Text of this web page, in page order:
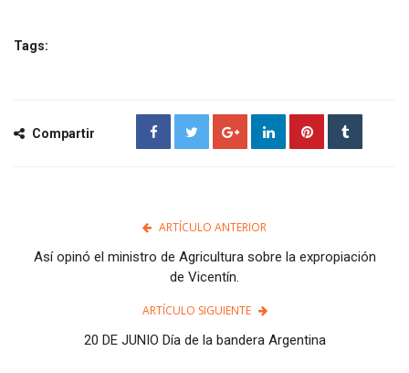
Tags:
Compartir
ARTÍCULO ANTERIOR
Así opinó el ministro de Agricultura sobre la expropiación
de Vicentín.
ARTÍCULO SIGUIENTE
20 DE JUNIO Día de la bandera Argentina